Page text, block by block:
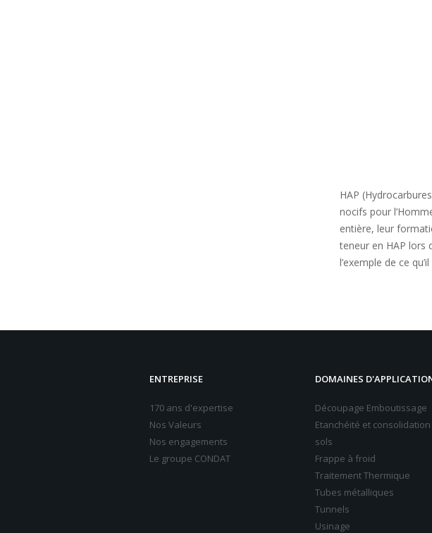
HAP
nocifs pour
entière, leur
teneur en HAP lors
l’exemple de ce
ENTREPRISE
170 ans d'expertise
Nos Valeurs
Nos engagements
Le groupe CONDAT
DOMAINES
Découpage Emboutissage
Etanchéité et
sols
Frappe à froid
Traitement Thermique
Tubes métalliques
Tunnels
Usinage